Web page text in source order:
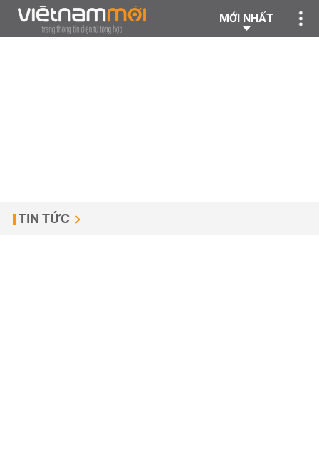
MỚI NHẤT
TIN TỨC